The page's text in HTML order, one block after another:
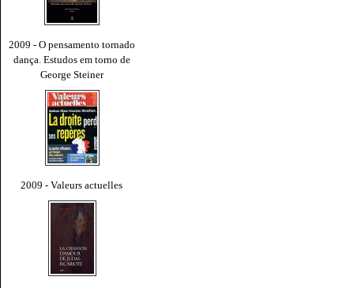
2009 - O pensamento tornado
dança. Estudos em torno de
George Steiner
2009 - Valeurs actuelles